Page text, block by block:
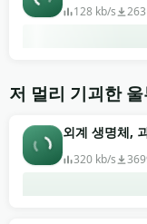
128 kb/s 263
저 멀리 기괴한
외계 생명체,
320 kb/s